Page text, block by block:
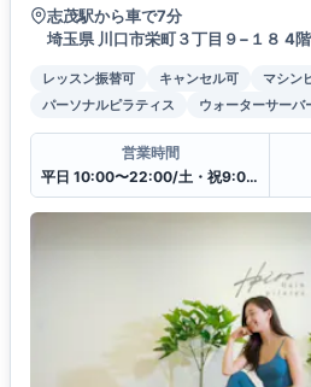
志茂駅から車で7分
埼玉県 川口市栄町３丁目９−１８ 4
レッスン振替可 キャンセル可
マシン
パーソナルピラティス
ウォーターサーバ
営業時間
平日 10:00〜22:00/土・祝9:00〜20:00